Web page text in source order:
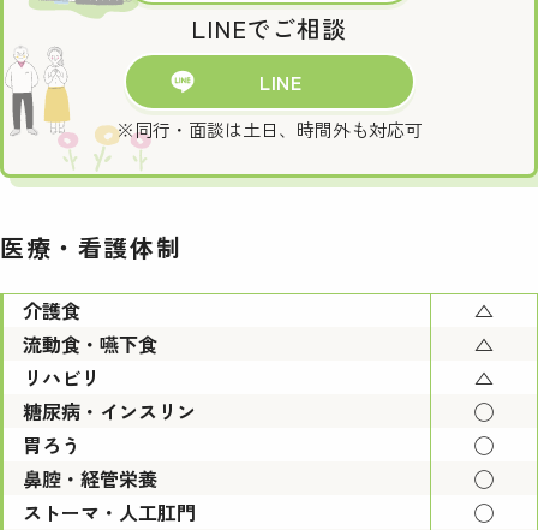
LINEでご相談
LINE
※同行・面談は土日、時間外も対応可
医療・看護体制
介護食
△
流動食・嚥下食
△
リハビリ
△
糖尿病・インスリン
◯
胃ろう
◯
鼻腔・経管栄養
◯
ストーマ・人工肛門
◯